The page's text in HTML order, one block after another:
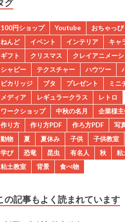
グ
100円ショップ Youtube おちゃっぴ
ねんど
イベント インテリア
キャ
ギフト
クリスマス
クレイアニメー
シャビー
テクスチャー ハウツー
ピカリッジ
ブタ プレゼント
ミニ
メディア
レギュラークラス
レトロ
ワークショップ
中秋の名月
企業様
作り方
作り方PDF 作ろ方PDF 写
動物
夏 夏休み 子供 子供教室
学び
恐竜 昆虫 有名人 秋
粘
粘土教室
背景 食べ物
の記事もよく読まれています